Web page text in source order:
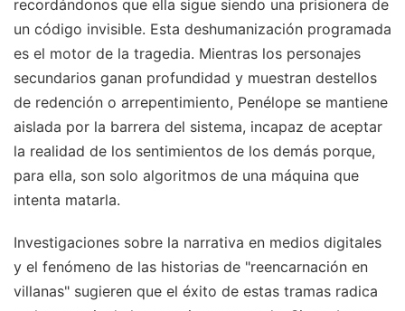
recordándonos que ella sigue siendo una prisionera de
un código invisible. Esta deshumanización programada
es el motor de la tragedia. Mientras los personajes
secundarios ganan profundidad y muestran destellos
de redención o arrepentimiento, Penélope se mantiene
aislada por la barrera del sistema, incapaz de aceptar
la realidad de los sentimientos de los demás porque,
para ella, son solo algoritmos de una máquina que
intenta matarla.
Investigaciones sobre la narrativa en medios digitales
y el fenómeno de las historias de "reencarnación en
villanas" sugieren que el éxito de estas tramas radica